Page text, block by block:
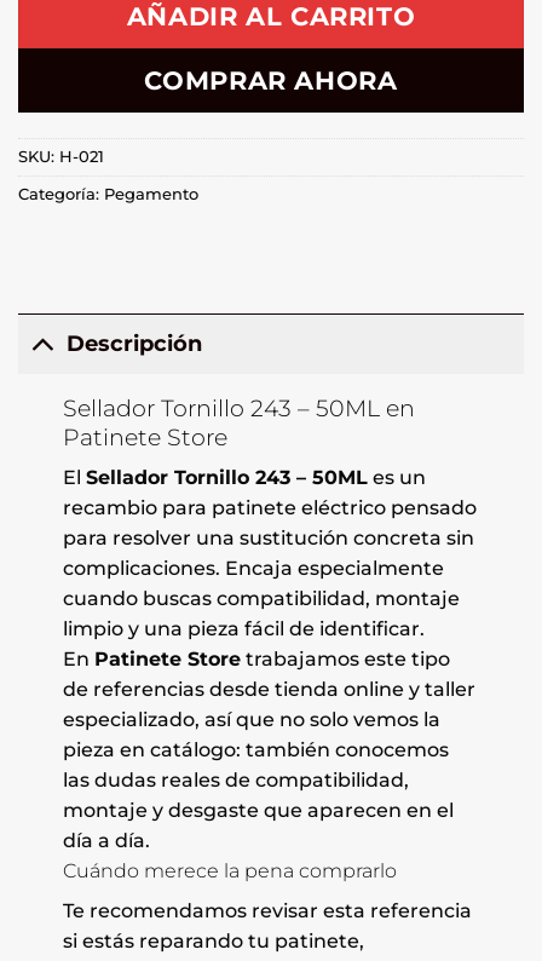
AÑADIR AL CARRITO
COMPRAR AHORA
SKU: H-021
Categoría: Pegamento
Descripción
Sellador Tornillo 243 – 50ML en
Patinete Store
El Sellador Tornillo 243 – 50MLes un
recambio para patinete eléctrico pensado
para resolver una sustitución concreta sin
complicaciones. Encaja especialmente
cuando buscas compatibilidad, montaje
limpio y una pieza fácil de identificar.
En Patinete Storetrabajamos este tipo
de referencias desde tienda online y taller
especializado, así que no solo vemos la
pieza en catálogo: también conocemos
las dudas reales de compatibilidad,
montaje y desgaste que aparecen en el
día a día.
Cuándo merece la pena comprarlo
Te recomendamos revisar esta referencia
si estás reparando tu patinete,